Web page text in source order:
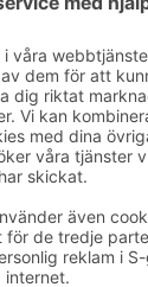
hotellen
Ge feedback